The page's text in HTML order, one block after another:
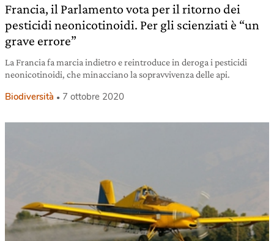
Francia, il Parlamento vota per il ritorno dei
pesticidi neonicotinoidi. Per gli scienziati è “un
grave errore”
La Francia fa marcia indietro e reintroduce in deroga i pesticidi
neonicotinoidi, che minacciano la sopravvivenza delle api.
Biodiversità 7 ottobre 2020